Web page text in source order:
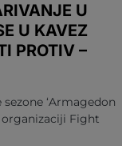
U
U KAVEZ
PROTIV –
‘Armagedon
organizaciji Fight